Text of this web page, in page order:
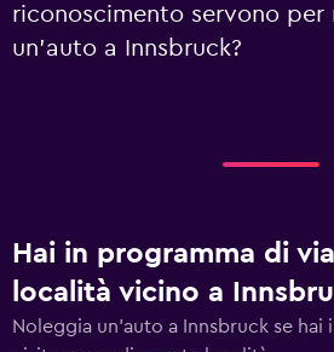
riconoscimento servono per
un'auto a Innsbruck?
Hai in programma di
località vicino a
Noleggia un'auto a Innsbruck se hai